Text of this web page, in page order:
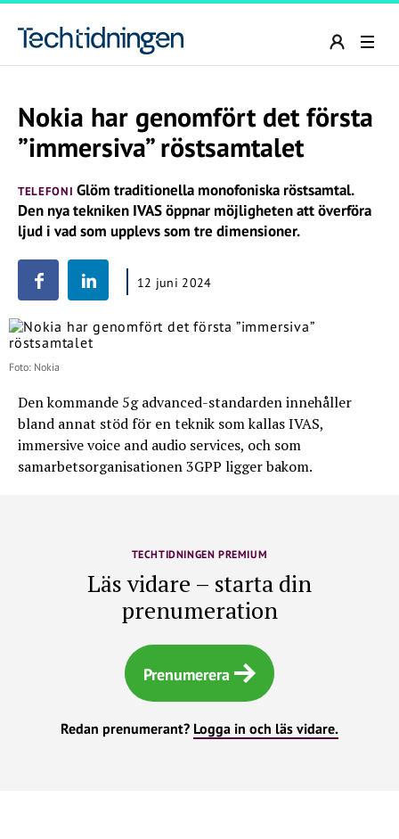
Nokia har genomfört det första
”immersiva” röstsamtalet
TELEFONI Glöm traditionella monofoniska röstsamtal.
Den nya tekniken IVAS öppnar möjligheten att överföra
ljud i vad som upplevs som tre dimensioner.
12 juni 2024
Foto: Nokia
Den kommande 5g advanced-standarden innehåller
bland annat stöd för en teknik som kallas IVAS,
immersive voice and audio services, och som
samarbetsorganisationen 3GPP ligger bakom.
TECHTIDNINGEN PREMIUM
Läs vidare – starta din
prenumeration
Prenumerera
Redan prenumerant? Logga in och läs vidare.